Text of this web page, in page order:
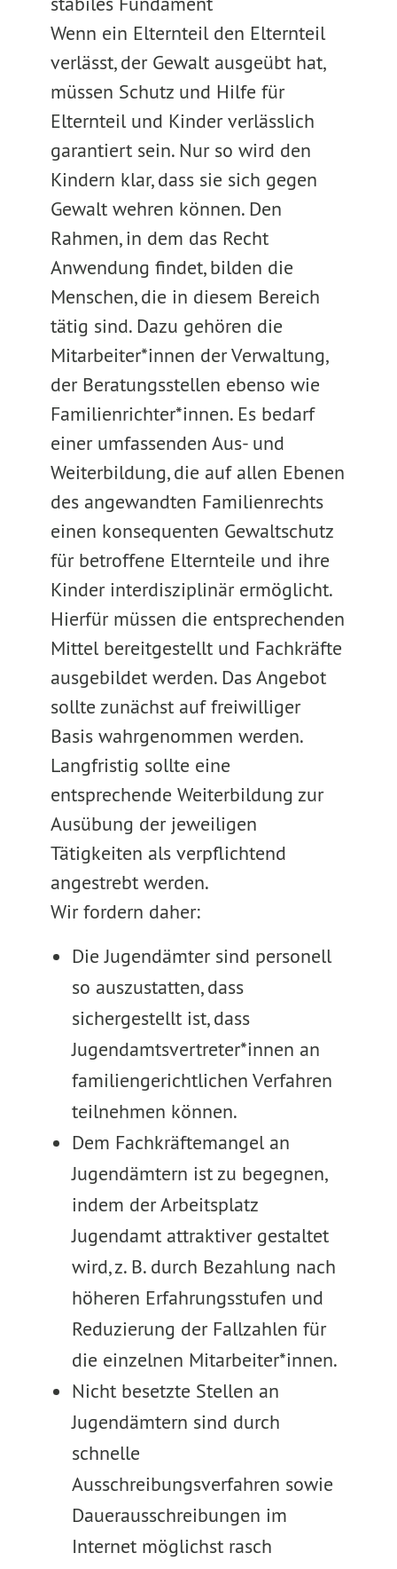
Wenn ein Elternteil den Elternteil
verlässt, der Gewalt ausgeübt hat,
müssen Schutz und Hilfe für
Elternteil und Kinder verlässlich
garantiert sein. Nur so wird den
Kindern klar, dass sie sich gegen
Gewalt wehren können. Den
Rahmen, in dem das Recht
Anwendung findet, bilden die
Menschen, die in diesem Bereich
tätig sind. Dazu gehören die
Mitarbeiter*innen der Verwaltung,
der Beratungsstellen ebenso wie
Familienrichter*innen. Es bedarf
einer umfassenden Aus- und
Weiterbildung, die auf allen Ebenen
des angewandten Familienrechts
einen konsequenten Gewaltschutz
für betroffene Elternteile und ihre
Kinder interdisziplinär ermöglicht.
Hierfür müssen die entsprechenden
Mittel bereitgestellt und Fachkräfte
ausgebildet werden. Das Angebot
sollte zunächst auf freiwilliger
Basis wahrgenommen werden.
Langfristig sollte eine
entsprechende Weiterbildung zur
Ausübung der jeweiligen
Tätigkeiten als verpflichtend
angestrebt werden.
Wir fordern daher:
Die Jugendämter sind personell
so auszustatten, dass
sichergestellt ist, dass
Jugendamtsvertreter*innen an
familiengerichtlichen Verfahren
teilnehmen können.
Dem Fachkräftemangel an
Jugendämtern ist zu begegnen,
indem der Arbeitsplatz
Jugendamt attraktiver gestaltet
wird, z. B. durch Bezahlung nach
höheren Erfahrungsstufen und
Reduzierung der Fallzahlen für
die einzelnen Mitarbeiter*innen.
Nicht besetzte Stellen an
Jugendämtern sind durch
schnelle
Ausschreibungsverfahren sowie
Dauerausschreibungen im
Internet möglichst rasch